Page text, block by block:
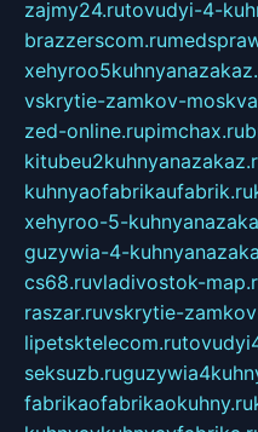
zajmy24.rutovudyi-4-
brazzerscom.ru
vskrytie-zamkov-
zed-online.rupimchax.ru
kuhnyaofabrikaufabrik.ru
xehyroo-5-
guzywia-4-
cs68.ruvladivostok-
raszar.ruvskrytie-
lipetsktelecom.ru
seksuzb.ru
fabrikaofabrikaokuhny.ru